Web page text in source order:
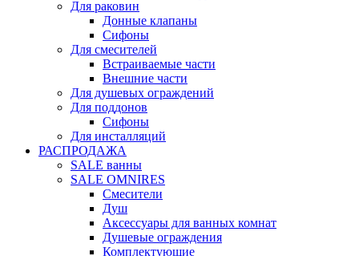
Для раковин
Донные клапаны
Сифоны
Для смесителей
Встраиваемые части
Внешние части
Для душевых ограждений
Для поддонов
Сифоны
Для инсталляций
РАСПРОДАЖА
SALE ванны
SALE OMNIRES
Смесители
Душ
Аксессуары для ванных комнат
Душевые ограждения
Комплектующие